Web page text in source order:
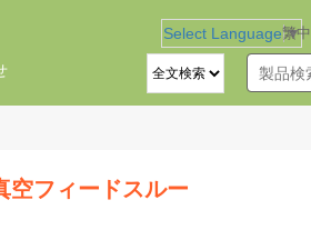
繁中
Select Language ▼
空フィードスルー